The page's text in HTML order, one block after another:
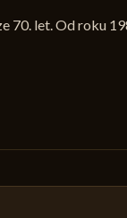
70. let. Od roku